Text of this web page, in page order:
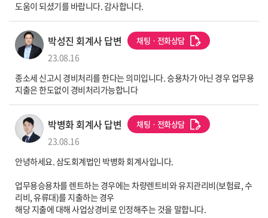
도움이 되셨기를 바랍니다. 감사합니다.
세무사 프로필 이미지
박성진 회계사 답변 채팅ㆍ전화상담
23.08.16
종소세 신고시 경비처리를 한다는 의미입니다. 승용차가 아닌 경우 업무용
지출은 한도없이 경비처리가능합니다
세무사 프로필 이미지
박병화 회계사 답변 채팅ㆍ전화상담
23.08.16
안녕하세요. 삼도회계법인 박병화 회계사입니다.
업무용승용차를 렌트하는 경우에는 차량렌트비와 유지관리비(보험료, 수
리비, 유류대)를 지출하는 경우
해당 지출에 대해 사업상경비로 인정해주는 것을 말합니다.